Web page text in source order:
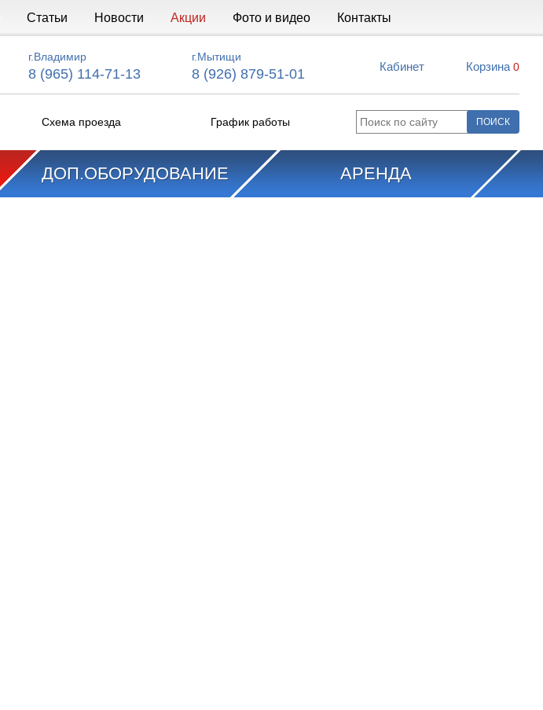
Статьи Новости Акции Фото и видео Контакты
г.Владимир
8 (965) 114-71-13
г.Мытищи
8 (926) 879-51-01 Кабинет Корзина 0
Схема проезда График работы
ДОП.ОБОРУДОВАНИЕ АРЕНДА